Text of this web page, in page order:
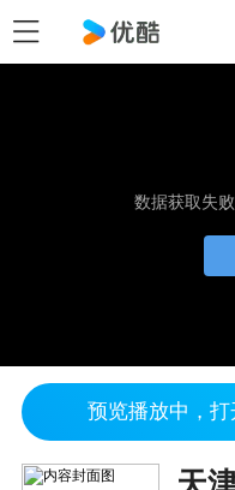
数据获取失
预览播放中，打